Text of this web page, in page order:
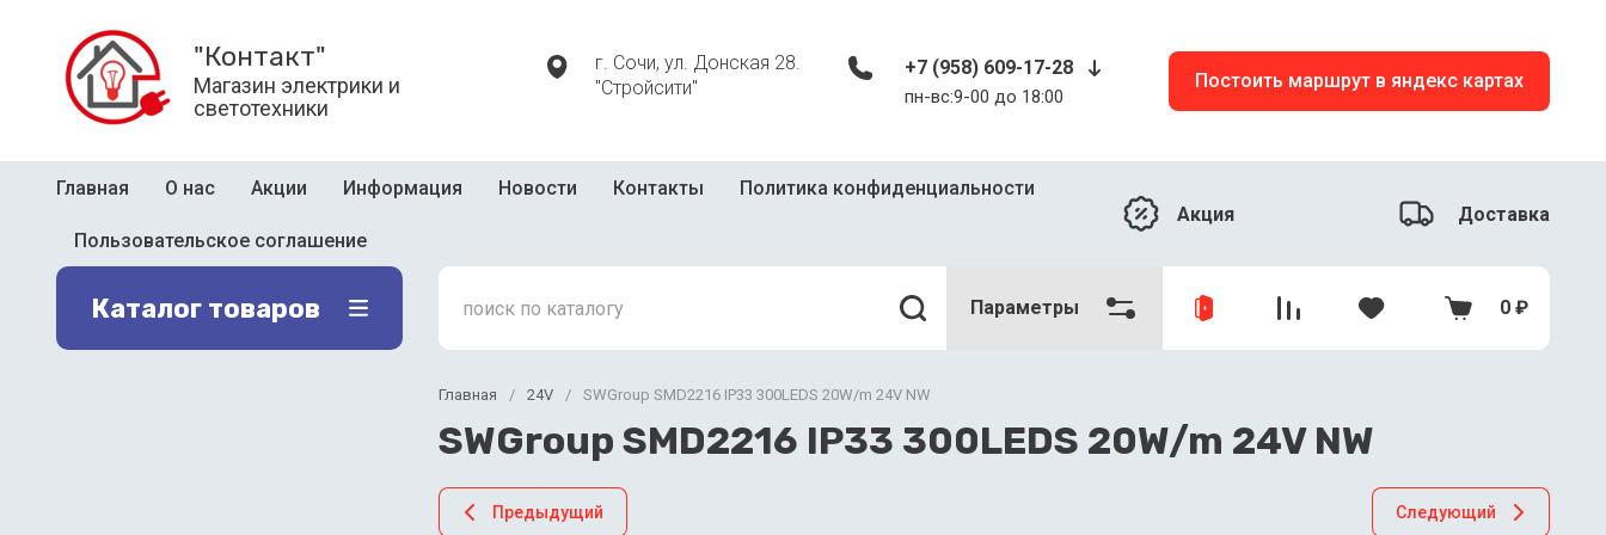
"Контакт"
Магазин электрики и
светотехники
г. Сочи, ул. Донская 28.
"Стройсити"
+7 (958) 609-17-28
пн-вс:9-00 до 18:00
Постоить маршрут в яндекс картах
Главная О нас Акции Информация Новости Контакты Политика конфиденциальности
Пользовательское соглашение
Акция Доставка
Каталог товаров Параметры 0 ₽
Главная / 24V / SWGroup SMD2216 IP33 300LEDS 20W/m 24V NW
SWGroup SMD2216 IP33 300LEDS 20W/m 24V NW
Предыдущий Следующий